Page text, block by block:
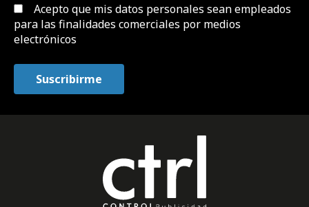
Acepto que mis datos personales sean empleados
para las finalidades comerciales por medios
electrónicos